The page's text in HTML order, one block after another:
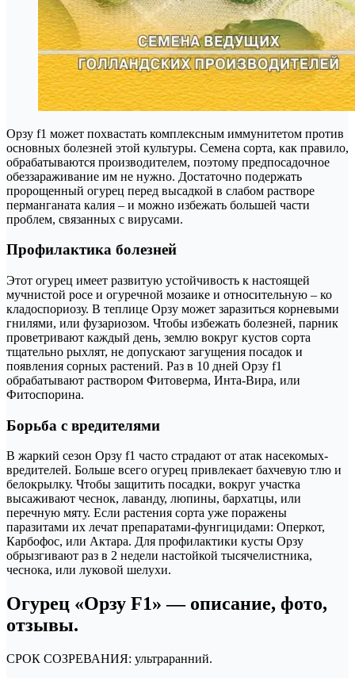
Орзу f1 может похвастать комплексным иммунитетом против
основных болезней этой культуры. Семена сорта, как правило,
обрабатываются производителем, поэтому предпосадочное
обеззараживание им не нужно. Достаточно подержать
пророщенный огурец перед высадкой в слабом растворе
перманганата калия – и можно избежать большей части
проблем, связанных с вирусами.
Профилактика болезней
Этот огурец имеет развитую устойчивость к настоящей
мучнистой росе и огуречной мозаике и относительную – ко
кладоспориозу. В теплице Орзу может заразиться корневыми
гнилями, или фузариозом. Чтобы избежать болезней, парник
проветривают каждый день, землю вокруг кустов сорта
тщательно рыхлят, не допускают загущения посадок и
появления сорных растений. Раз в 10 дней Орзу f1
обрабатывают раствором Фитоверма, Инта-Вира, или
Фитоспорина.
Борьба с вредителями
В жаркий сезон Орзу f1 часто страдают от атак насекомых-
вредителей. Больше всего огурец привлекает бахчевую тлю и
белокрылку. Чтобы защитить посадки, вокруг участка
высаживают чеснок, лаванду, люпины, бархатцы, или
перечную мяту. Если растения сорта уже поражены
паразитами их лечат препаратами-фунгицидами: Оперкот,
Карбофос, или Актара. Для профилактики кусты Орзу
обрызгивают раз в 2 недели настойкой тысячелистника,
чеснока, или луковой шелухи.
Огурец «Орзу F1» — описание, фото,
отзывы.
СРОК СОЗРЕВАНИЯ: ультраранний.